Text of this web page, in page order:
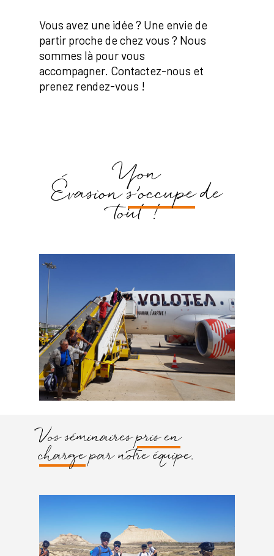
Vous avez une idée ? Une envie de
partir proche de chez vous ? Nous
sommes là pour vous
accompagner. Contactez-nous et
prenez rendez-vous !
Yon
Évasions’occupede
tout !
Vos séminairespris en
chargepar notre équipe.